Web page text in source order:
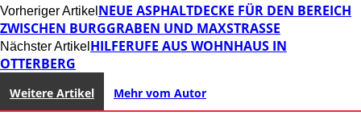
Vorheriger Artikel NEUE ASPHALTDECKE FÜR DEN BEREICH
ZWISCHEN BURGGRABEN UND MAXSTRASSE
Nächster Artikel HILFERUFE AUS WOHNHAUS IN
OTTERBERG
Weitere Artikel Mehr vom Autor